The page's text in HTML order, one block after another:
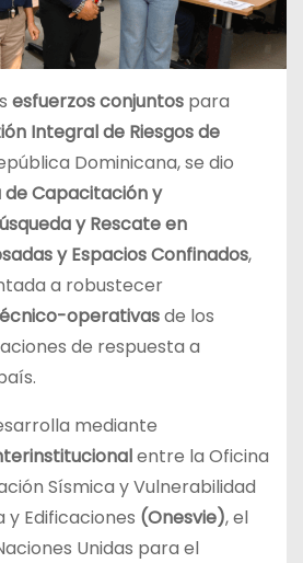
esfuerzos conjuntos para
Integral de Riesgos de
Dominicana, se dio
Capacitación y
y Rescate en
y Espacios Confinados,
a robustecer
operativasde los
de respuesta a
mediante
entre la Oficina
Sísmica y Vulnerabilidad
Edificaciones (Onesvie), el
Unidas para el